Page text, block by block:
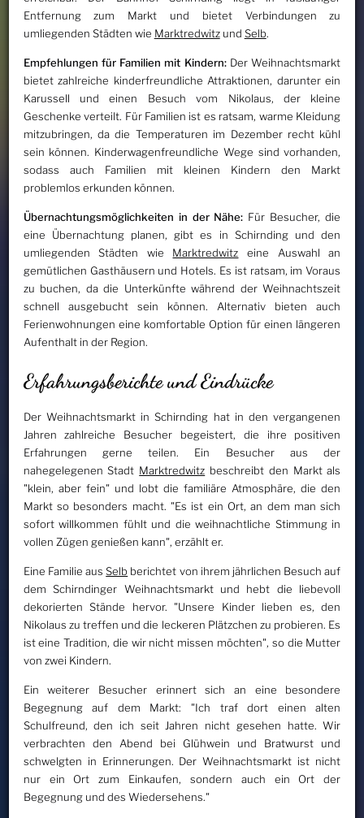
Entfernung zum Markt und bietet Verbindungen zu
umliegenden Städten wie Marktredwitzund Selb.
Empfehlungen für Familien mit Kindern:Der Weihnachtsmarkt
bietet zahlreiche kinderfreundliche Attraktionen, darunter ein
Karussell und einen Besuch vom Nikolaus, der kleine
Geschenke verteilt. Für Familien ist es ratsam, warme Kleidung
mitzubringen, da die Temperaturen im Dezember recht kühl
sein können. Kinderwagenfreundliche Wege sind vorhanden,
sodass auch Familien mit kleinen Kindern den Markt
problemlos erkunden können.
Übernachtungsmöglichkeiten in der Nähe: Für Besucher, die
eine Übernachtung planen, gibt es in Schirnding und den
umliegenden Städten wie Marktredwitz eine Auswahl an
gemütlichen Gasthäusern und Hotels. Es ist ratsam, im Voraus
zu buchen, da die Unterkünfte während der Weihnachtszeit
schnell ausgebucht sein können. Alternativ bieten auch
Ferienwohnungen eine komfortable Option für einen längeren
Aufenthalt in der Region.
Erfahrungsberichte und Eindrücke
Der Weihnachtsmarkt in Schirnding hat in den vergangenen
Jahren zahlreiche Besucher begeistert, die ihre positiven
Erfahrungen gerne teilen. Ein Besucher aus der
nahegelegenen Stadt Marktredwitz beschreibt den Markt als
"klein, aber fein" und lobt die familiäre Atmosphäre, die den
Markt so besonders macht. "Es ist ein Ort, an dem man sich
sofort willkommen fühlt und die weihnachtliche Stimmung in
vollen Zügen genießen kann", erzählt er.
Eine Familie ausSelb berichtet von ihrem jährlichen Besuch auf
dem Schirndinger Weihnachtsmarkt und hebt die liebevoll
dekorierten Stände hervor. "Unsere Kinder lieben es, den
Nikolaus zu treffen und die leckeren Plätzchen zu probieren. Es
ist eine Tradition, die wir nicht missen möchten", so die Mutter
von zwei Kindern.
Ein weiterer Besucher erinnert sich an eine besondere
Begegnung auf dem Markt: "Ich traf dort einen alten
Schulfreund, den ich seit Jahren nicht gesehen hatte. Wir
verbrachten den Abend bei Glühwein und Bratwurst und
schwelgten in Erinnerungen. Der Weihnachtsmarkt ist nicht
nur ein Ort zum Einkaufen, sondern auch ein Ort der
Begegnung und des Wiedersehens."